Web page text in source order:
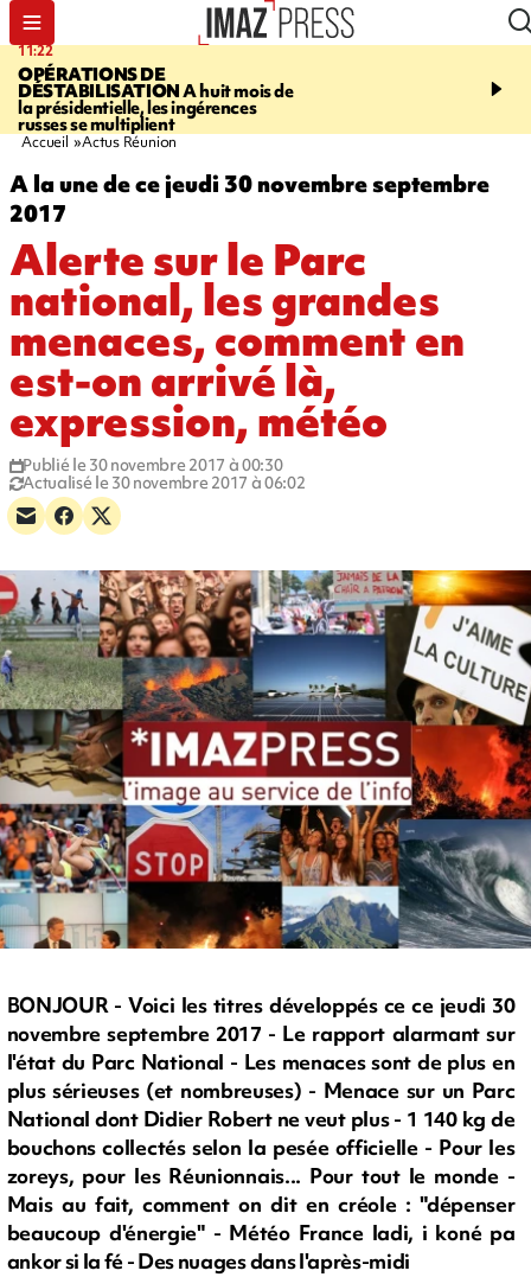
11:22
OPÉRATIONS DE
DÉSTABILISATIONA huit mois de
la présidentielle, les ingérences
russes se multiplient
14:51
Rivière triple champion
Accueil Actus Réunion
A la une de ce jeudi 30 novembre septembre
2017
Alerte sur le Parc
national, les grandes
menaces, comment en
est-on arrivé là,
expression, météo
Publié le 30 novembre 2017 à 00:30
Actualisé le 30 novembre 2017 à 06:02
BONJOUR - Voici les titres développés ce ce jeudi 30
novembre septembre 2017 - Le rapport alarmant sur
l'état du Parc National - Les menaces sont de plus en
plus sérieuses (et nombreuses) - Menace sur un Parc
National dont Didier Robert ne veut plus - 1 140 kg de
bouchons collectés selon la pesée officielle - Pour les
zoreys, pour les Réunionnais... Pour tout le monde -
Mais au fait, comment on dit en créole : "dépenser
beaucoup d'énergie" - Météo France ladi, i koné pa
ankor si la fé - Des nuages dans l'après-midi